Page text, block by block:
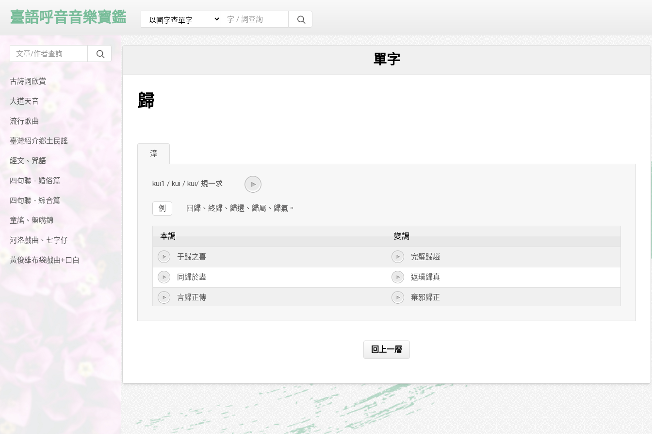
古詩詞欣賞
大道天音
流行歌曲
臺灣紹介鄉土民謠
經文、咒語
四句聯 - 婚俗篇
四句聯 - 綜合篇
童謠、盤嘴錦
河洛戲曲、七字仔
黃俊雄布袋戲曲+口白
臺語呼音音樂寶鑑
單字
歸
漳
kui1 / kui / kui/ 規一求
回歸、終歸、歸還、歸屬、歸氣。
例
本調 變調
于歸之喜 完璧歸趙
同歸於盡 返璞歸真
言歸正傳 棄邪歸正
歸氣
實至名歸
回上一層